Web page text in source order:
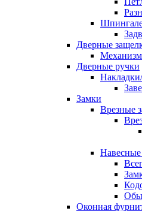
Дверные
Дверные ручки
Замки
Врезные
Навесные
Оконная